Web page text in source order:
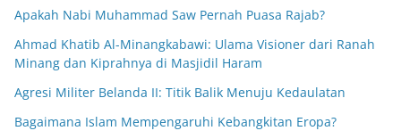
Apakah Nabi Muhammad Saw Pernah Puasa Rajab?
Ahmad Khatib Al-Minangkabawi: Ulama Visioner dari Ranah
Minang dan Kiprahnya di Masjidil Haram
Agresi Militer Belanda II: Titik Balik Menuju Kedaulatan
Bagaimana Islam Mempengaruhi Kebangkitan Eropa?